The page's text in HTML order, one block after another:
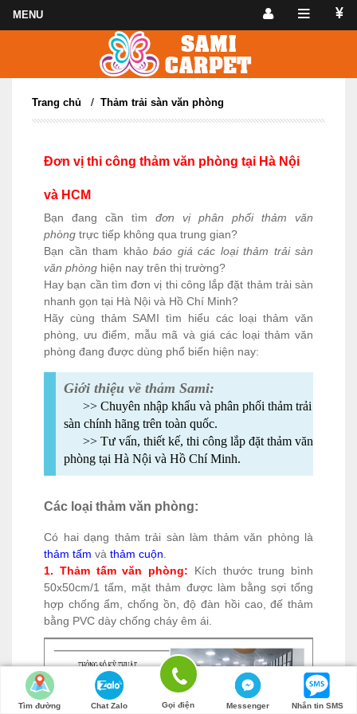
Trang chủ / Thảm trải sàn văn phòng
Đơn vị thi công thảm văn phòng tại Hà Nội
và HCM
Bạn đang cần tìm đơn vị phân phối thảm văn
phòng trực tiếp không qua trung gian?
Bạn cần tham khảo báo giá các loại thảm trải sàn
văn phòng hiện nay trên thị trường?
Hay bạn cần tìm đơn vị thi công lắp đặt thảm trải sàn
nhanh gọn tại Hà Nội và Hồ Chí Minh?
Hãy cùng thảm SAMI tìm hiểu các loại thảm văn
phòng, ưu điểm, mẫu mã và giá các loại thảm văn
phòng đang được dùng phổ biến hiện nay:
Giới thiệu về thảm Sami:
>> Chuyên nhập khẩu và phân phối thảm trải
sàn chính hãng trên toàn quốc.
>> Tư vấn, thiết kế, thi công lắp đặt thảm văn
phòng tại Hà Nội và Hồ Chí Minh.
Các loại thảm văn phòng:
Có hai dạng thảm trải sàn làm thảm văn phòng là
thảm tấm và thảm cuộn
1. Thảm tấm văn phòng:
Kích thước trung bình
50x50cm/1 tấm, mặt thảm được làm bằng sợi tổng
hợp chống ẩm, chống ồn, độ đàn hồi cao, đế thảm
bằng PVC dày chống cháy êm ái.
Tìm đường Chat Zalo Gọi điện Messenger Nhắn tin SMS